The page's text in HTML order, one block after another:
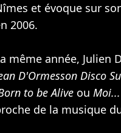
et évoque sur
2006.
même année, Julien
D'Ormesson Disco
to be Alive ou
de la musique